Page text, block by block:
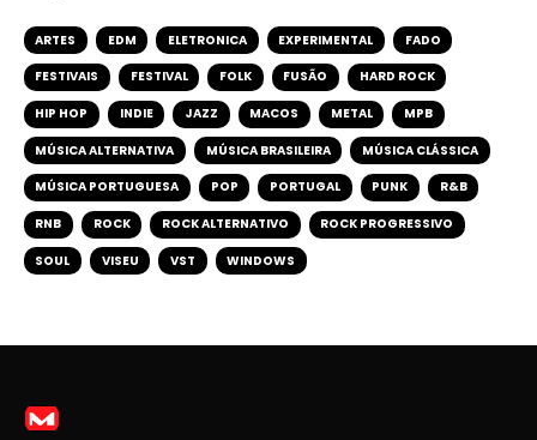
ARTES EDM ELETRONICA EXPERIMENTAL FADO
FESTIVAIS FESTIVAL FOLK FUSÃO HARD ROCK
HIP HOP INDIE JAZZ MACOS METAL MPB
MÚSICA ALTERNATIVA MÚSICA BRASILEIRA MÚSICA CLÁSSICA
MÚSICA PORTUGUESA POP PORTUGAL PUNK R&B
RNB ROCK ROCK ALTERNATIVO ROCK PROGRESSIVO
SOUL VISEU VST WINDOWS